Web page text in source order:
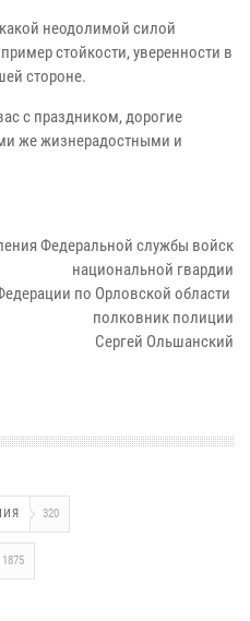
неодолимой силой
стойкости, уверенности в
стороне.
с праздником, дорогие
же жизнерадостными и
Федеральной службы войск
национальной гвардии
по Орловской области
полковник полиции
Сергей Ольшанский
320
1875